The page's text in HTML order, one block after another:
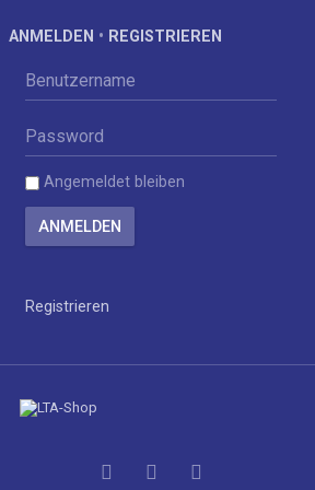
ANMELDEN • REGISTRIEREN
Angemeldet bleiben
Registrieren